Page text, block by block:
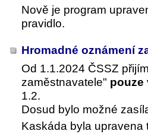
Nově je program
pravidlo.
Hromadné oznámení
Od 1.1.2024 ČSSZ
zaměstnavatele" pouze
1.2.
Dosud bylo možné
Kaskáda byla upravena